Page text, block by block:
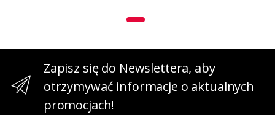
Zapisz się do Newslettera, aby
otrzymywać informacje o aktualnych
promocjach!